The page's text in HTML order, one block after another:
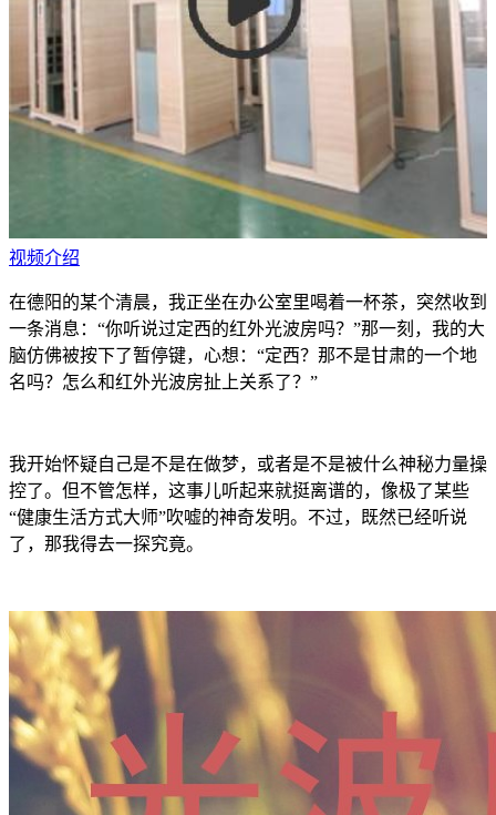
视频介绍
在德阳的某个清晨，我正坐在办公室里喝着一杯茶，突然收到
一条消息：“你听说过定西的红外光波房吗？”那一刻，我的大
脑仿佛被按下了暂停键，心想：“定西？那不是甘肃的一个地
名吗？怎么和红外光波房扯上关系了？”
我开始怀疑自己是不是在做梦，或者是不是被什么神秘力量操
控了。但不管怎样，这事儿听起来就挺离谱的，像极了某些
“健康生活方式大师”吹嘘的神奇发明。不过，既然已经听说
了，那我得去一探究竟。